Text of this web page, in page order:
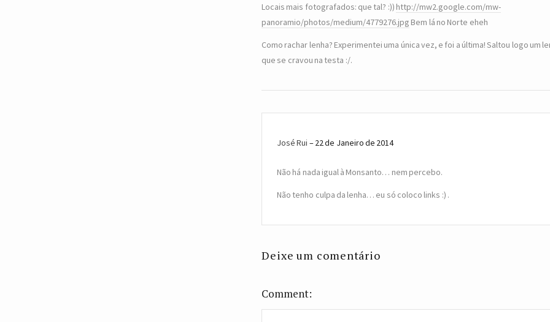
Locais mais fotografados: que tal? :)) http://mw2.google.com/mw-
panoramio/photos/medium/4779276.jpg Bem lá no Norte eheh
Como rachar lenha? Experimentei uma única vez, e foi a última! Saltou logo um
que se cravou na testa :/.
José Rui 22 de Janeiro de 2014
Não há nada igual à Monsanto… nem percebo.
Não tenho culpa da lenha… eu só coloco links :) .
Deixe um comentário
Comment